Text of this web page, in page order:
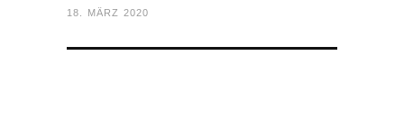
18. MÄRZ 2020